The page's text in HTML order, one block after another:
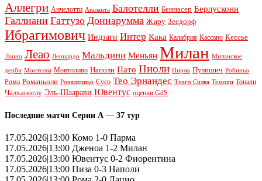
Аллегри Анчелотти Аталанта Балотелли Беннасер Берлускони
Галлиани Гаттузо Доннарумма Жиру Зеедорф
Ибрагимович Индзаги Интер Кака Калабрия Кассано Кессье
Лацио Леао Леонардо Мальдини Меньян Милан Миланское
дерби Монтелла Монтоливо Наполи Пато Пиоли Пирло Пулишич Робиньо
Рома Романьоли Роналдиньо Сусо Тео Эрнандес Тиаго Силва Томори Тонали
Чалханоглу Эль-Шаарави Ювентус оценки GdS
Последние матчи Серии А — 37 тур
17.05.2026|13:00 Комо 1-0 Парма
17.05.2026|13:00 Дженоа 1-2 Милан
17.05.2026|13:00 Ювентус 0-2 Фиорентина
17.05.2026|13:00 Пиза 0-3 Наполи